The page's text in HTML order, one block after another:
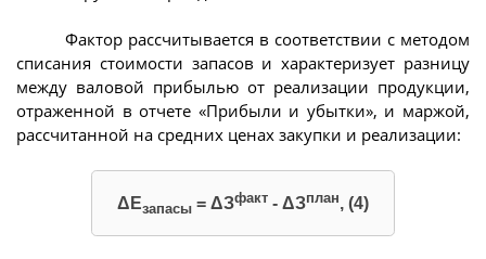
Фактор рассчитывается в соответствии с методом
списания стоимости запасов и характеризует разницу
между валовой прибылью от реализации продукции,
отраженной в отчете «Прибыли и убытки», и маржой,
рассчитанной на средних ценах закупки и реализации:
ΔЕзапасы = ΔЗфакт - ΔЗплан, (4)